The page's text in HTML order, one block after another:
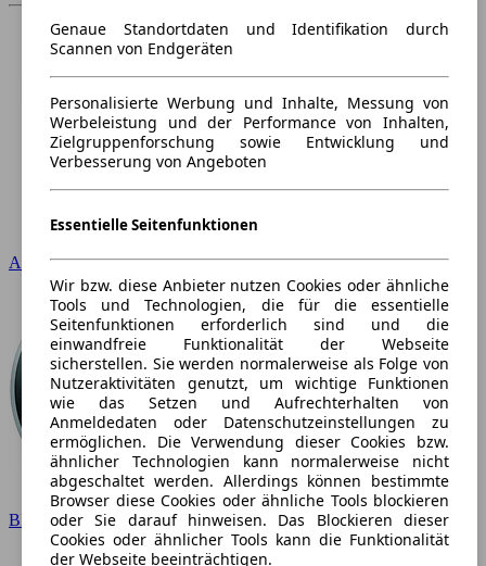
Audi
BMW
Genaue Standortdaten und Identifikation durch
Scannen von Endgeräten
Personalisierte Werbung und Inhalte, Messung von
Werbeleistung und der Performance von Inhalten,
Zielgruppenforschung sowie Entwicklung und
Verbesserung von Angeboten
Essentielle Seitenfunktionen
Wir bzw. diese Anbieter nutzen Cookies oder ähnliche
Tools und Technologien, die für die essentielle
Seitenfunktionen erforderlich sind und die
einwandfreie Funktionalität der Webseite
sicherstellen. Sie werden normalerweise als Folge von
Nutzeraktivitäten genutzt, um wichtige Funktionen
wie das Setzen und Aufrechterhalten von
Anmeldedaten oder Datenschutzeinstellungen zu
ermöglichen. Die Verwendung dieser Cookies bzw.
ähnlicher Technologien kann normalerweise nicht
abgeschaltet werden. Allerdings können bestimmte
Browser diese Cookies oder ähnliche Tools blockieren
oder Sie darauf hinweisen. Das Blockieren dieser
Cookies oder ähnlicher Tools kann die Funktionalität
der Webseite beeinträchtigen.